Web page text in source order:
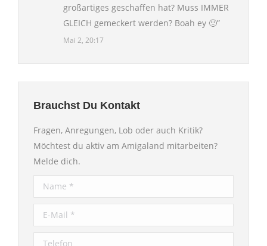
großartiges geschaffen hat? Muss IMMER
GLEICH gemeckert werden? Boah ey 🙁”
Mai 2, 20:17
Brauchst Du Kontakt
Fragen, Anregungen, Lob oder auch Kritik?
Möchtest du aktiv am Amigaland mitarbeiten?
Melde dich.
Name *
E-Mail *
Telefon